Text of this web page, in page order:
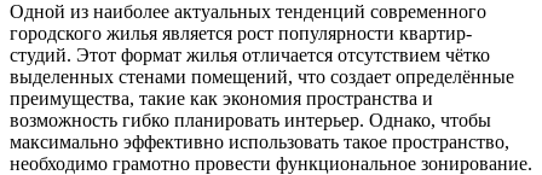
Одной из наиболее актуальных тенденций современного
городского жилья является рост популярности квартир-
студий. Этот формат жилья отличается отсутствием чётко
выделенных стенами помещений, что создает определённые
преимущества, такие как экономия пространства и
возможность гибко планировать интерьер. Однако, чтобы
максимально эффективно использовать такое пространство,
необходимо грамотно провести функциональное зонирование.